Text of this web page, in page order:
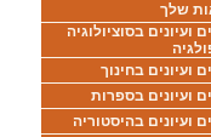
שלך
ועיונים בסוציולוגיה
ועיונים בחינוך
ועיונים בספרות
ועיונים בהיסטוריה